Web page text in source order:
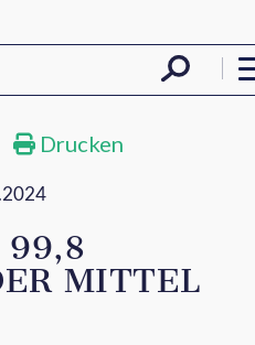
Drucken
MITTEL